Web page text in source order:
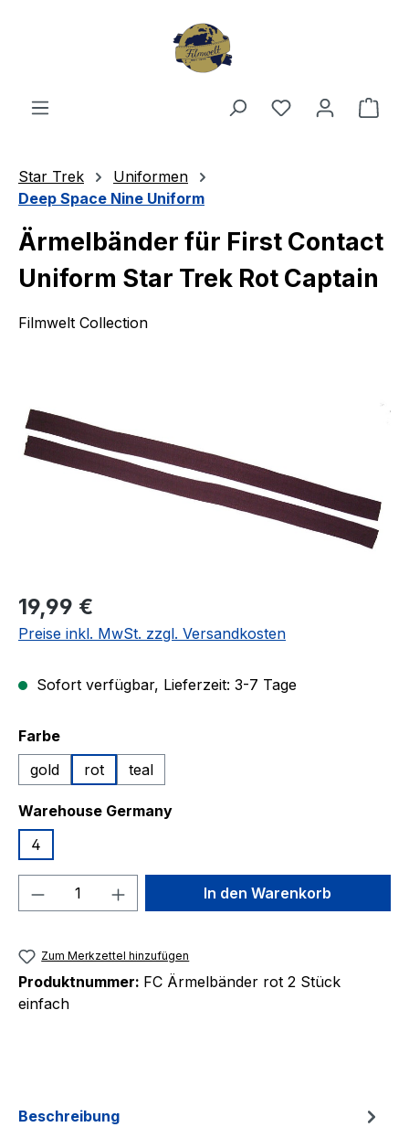
Du hast 0
Star Trek
Uniformen
Deep Space Nine Uniform
Ärmelbänder für First Contact
Uniform Star Trek Rot Captain
Filmwelt Collection
Regulärer Preis:
19,99 €
Preise inkl. MwSt. zzgl. Versandkosten
Sofort verfügbar, Lieferzeit: 3-7 Tage
Farbeauswählen
gold
rot teal
Warehouse Germanyauswählen
4
Produkt Anzahl: Gib denIn den Warenkorb
Zum Merkzettel hinzufügen
Produktnummer: FC Ärmelbänder rot 2 Stück
einfach
Beschreibung